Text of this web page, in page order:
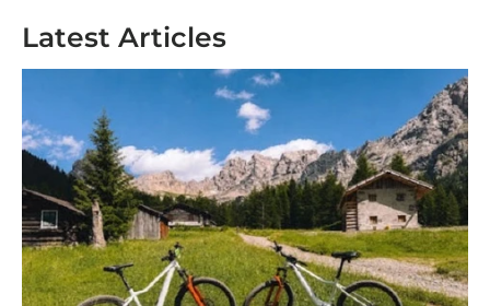
Latest Articles